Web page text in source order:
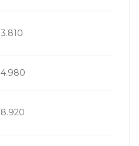
3.810
4.980
8.920